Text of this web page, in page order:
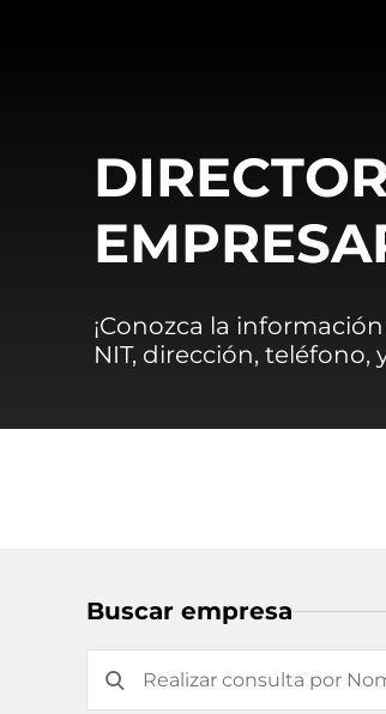
¡Conozca la
NIT, dirección,
Buscar empresa